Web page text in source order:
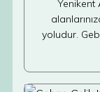
Yenikent
yoludur.